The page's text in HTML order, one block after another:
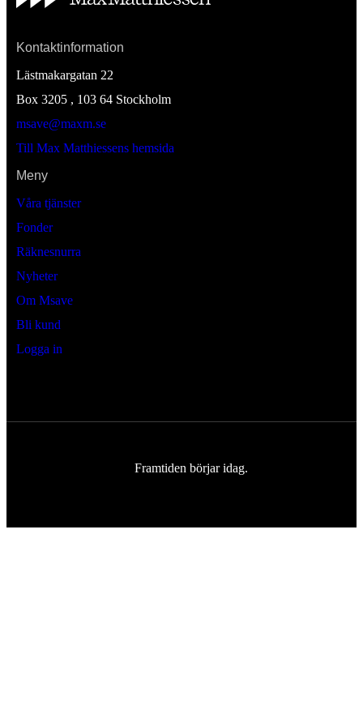
Kontaktinformation
Lästmakargatan 22
Box 3205 , 103 64 Stockholm
msave@maxm.se
Till Max Matthiessens hemsida
Meny
Våra tjänster
Fonder
Räknesnurra
Nyheter
Om Msave
Bli kund
Logga in
Framtiden börjar idag.